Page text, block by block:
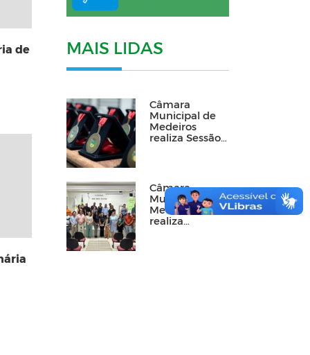
de MAIS LIDAS
Câmara
Municipal de
Medeiros
realiza Sessão
Março”
Câmara
Municipal de
Medeiros
realiza